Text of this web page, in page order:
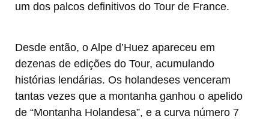
um dos palcos definitivos do Tour de France.
Desde então, o Alpe d’Huez apareceu em
dezenas de edições do Tour, acumulando
histórias lendárias. Os holandeses venceram
tantas vezes que a montanha ganhou o apelido
de “Montanha Holandesa”, e a curva número 7